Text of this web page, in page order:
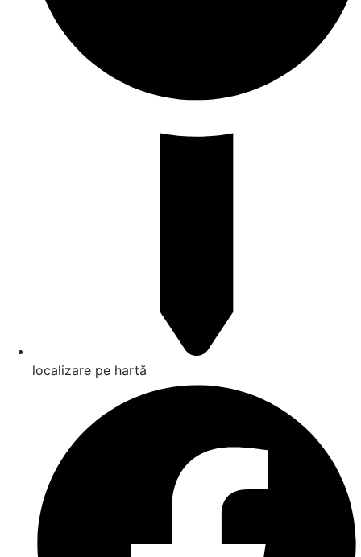
localizare pe hartă